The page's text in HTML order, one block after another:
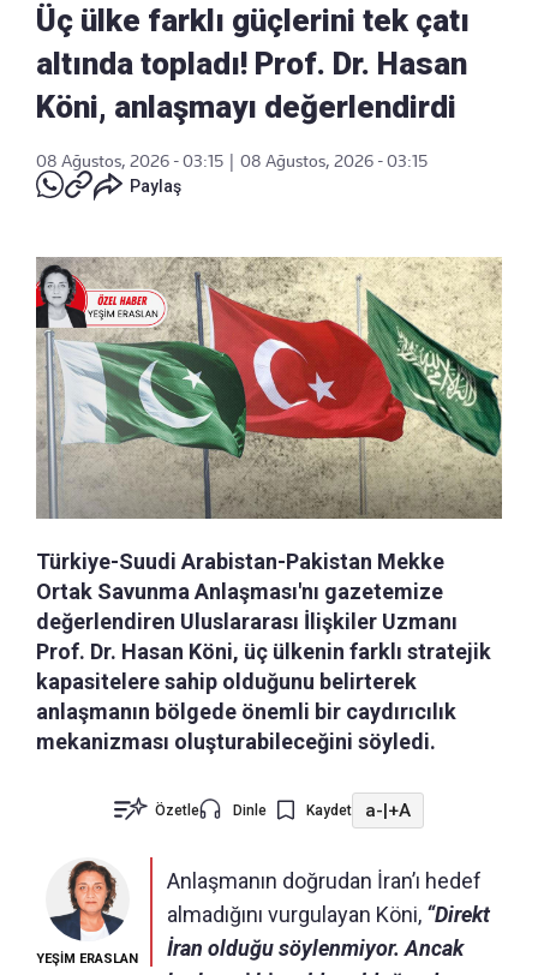
Üç ülke farklı güçlerini tek çatı
altında topladı! Prof. Dr. Hasan
Köni, anlaşmayı değerlendirdi
08 Ağustos, 2026 - 03:15
08 Ağustos, 2026 - 03:15
Paylaş
Türkiye-Suudi Arabistan-Pakistan Mekke
Ortak Savunma Anlaşması'nı gazetemize
değerlendiren Uluslararası İlişkiler Uzmanı
Prof. Dr. Hasan Köni, üç ülkenin farklı stratejik
kapasitelere sahip olduğunu belirterek
anlaşmanın bölgede önemli bir caydırıcılık
mekanizması oluşturabileceğini söyledi.
Özetle Dinle Kaydet a-|+A
YEŞİM ERASLAN
Anlaşmanın doğrudan İran’ı hedef
almadığını vurgulayan Köni, “Direkt
İran olduğu söylenmiyor. Ancak